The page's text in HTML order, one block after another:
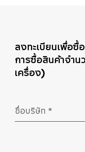
ลงทะเบียนเพื่อซื้
การซื้อสินค้าจำน
เครื่อง)
ชื่อบริษัท *